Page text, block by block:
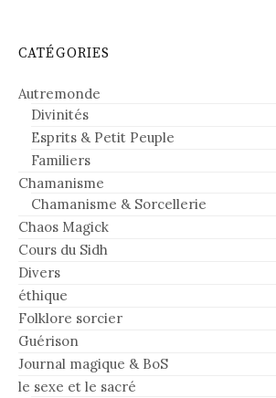
CATÉGORIES
Autremonde
Divinités
Esprits & Petit Peuple
Familiers
Chamanisme
Chamanisme & Sorcellerie
Chaos Magick
Cours du Sidh
Divers
éthique
Folklore sorcier
Guérison
Journal magique & BoS
le sexe et le sacré